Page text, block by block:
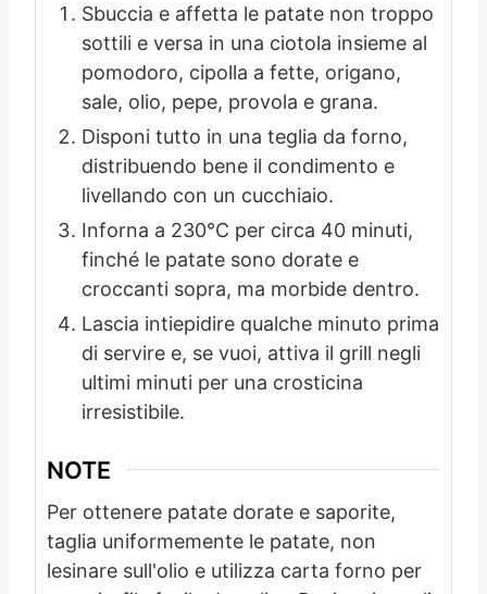
Sbuccia e affetta le patate non troppo
sottili e versa in una ciotola insieme al
pomodoro, cipolla a fette, origano,
sale, olio, pepe, provola e grana.
Disponi tutto in una teglia da forno,
distribuendo bene il condimento e
livellando con un cucchiaio.
Inforna a 230°C per circa 40 minuti,
finché le patate sono dorate e
croccanti sopra, ma morbide dentro.
Lascia intiepidire qualche minuto prima
di servire e, se vuoi, attiva il grill negli
ultimi minuti per una crosticina
irresistibile.
NOTE
Per ottenere patate dorate e saporite,
taglia uniformemente le patate, non
lesinare sull'olio e utilizza carta forno per